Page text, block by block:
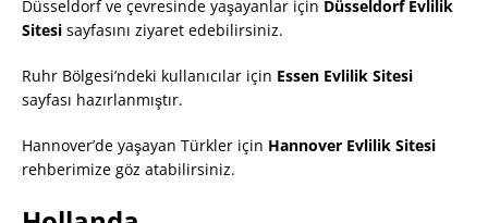
Düsseldorf ve çevresinde yaşayanlar için Düsseldorf Evlilik
Sitesi sayfasını ziyaret edebilirsiniz.
Ruhr Bölgesi’ndeki kullanıcılar için Essen Evlilik Sitesi
sayfası hazırlanmıştır.
Hannover’de yaşayan Türkler için Hannover Evlilik Sitesi
rehberimize göz atabilirsiniz.